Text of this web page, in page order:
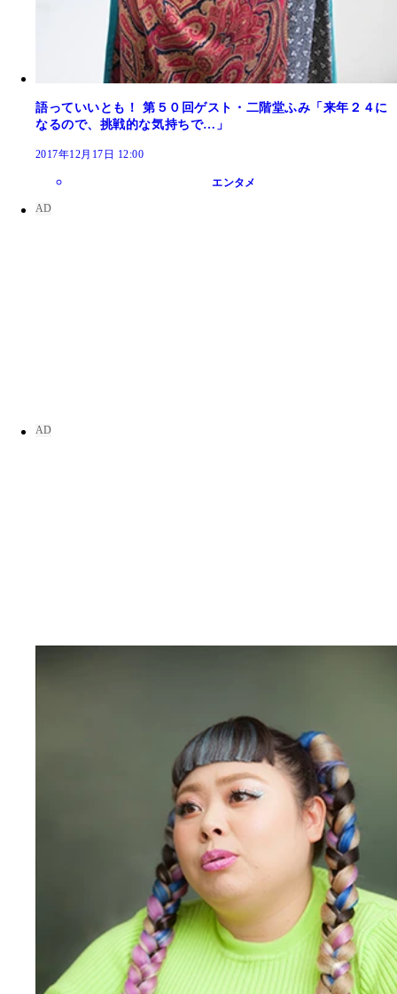
語っていいとも！ 第５０回ゲスト・二階堂ふみ「来年２４に
なるので、挑戦的な気持ちで…」
2017年12月17日 12:00
エンタメ